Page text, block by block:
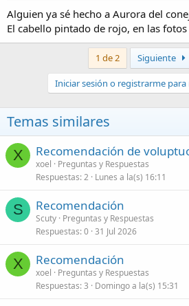
Alguien ya sé hecho a Aurora del
El cabello pintado de rojo, en las
1 de 2 Siguiente
Iniciar sesión o registrarme
Temas similares
X Recomendación de
xoel
Preguntas y Respuestas
Respuestas 2 Lunes a la(s) 16:11
S Recomendación
Scuty Preguntas y Respuestas
Respuestas 0 31 Jul 2026
X Recomendación
xoel
Preguntas y Respuestas
Respuestas 3 Domingo a la(s) 15:31